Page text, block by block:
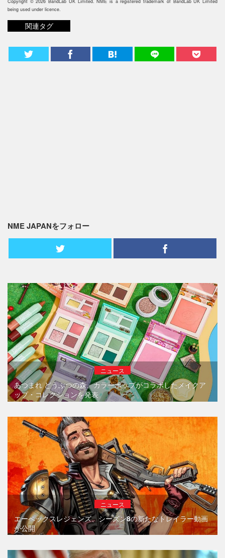
being used under licence.
関連タグ
NME JAPANをフォロー
ニュース
あつまれ どうぶつの森、カラーポップがコラボしたメイクア
ップ・コレクションを発表
ニュース
エーペックスレジェンズ、シーズン8の新たなトレイラー動画
が公開